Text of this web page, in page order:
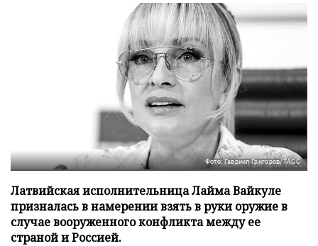
Фото: Гавриил Григоров/ТАСС
Латвийская исполнительница Лайма Вайкуле
призналась в намерении взять в руки оружие в
случае вооруженного конфликта между ее
страной и Россией.